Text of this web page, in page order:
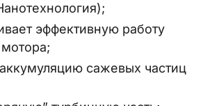
эффективную работу
сажевых частиц